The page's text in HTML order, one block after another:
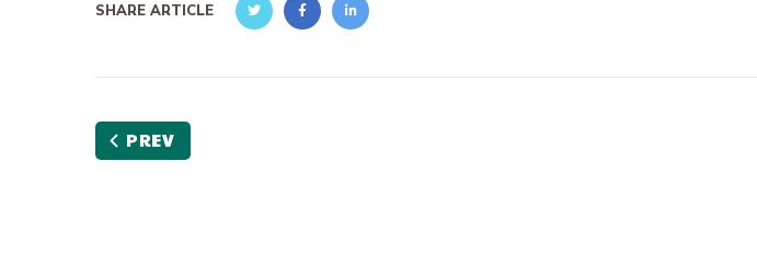
SHARE ARTICLE
PREV